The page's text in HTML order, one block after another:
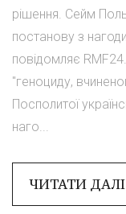
рішення. Сейм
постанову з
повідомляє
"геноциду,
Посполитої
наго...
ЧИТАТИ ДАЛІ